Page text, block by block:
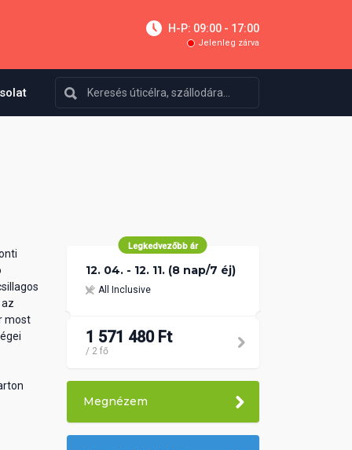
H-P: 09:00 - 17:00
Jelenleg zárva
most
Legkedvezőbb ár
12. 04. - 12. 11. (8 nap/7 éj)
All Inclusive
1 571 480 Ft
/ 2 fő
Megnézem